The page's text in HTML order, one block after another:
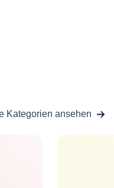
Kategorien ansehen